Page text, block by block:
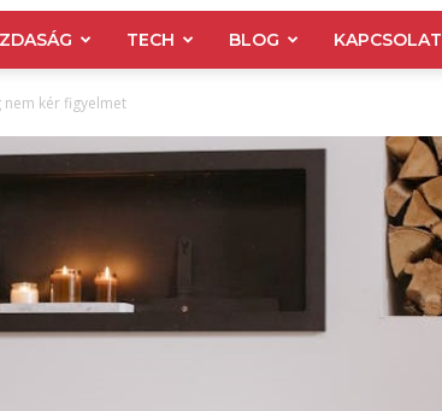
TECH BLOG KAPCSOLAT
kér figyelmet